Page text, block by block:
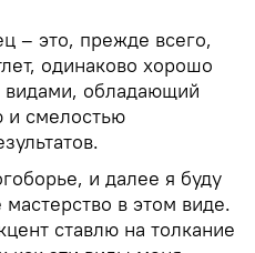
– это, прежде всего,
одинаково хорошо
обладающий
и смелостью
и далее я буду
в этом виде.
ставлю на толкание